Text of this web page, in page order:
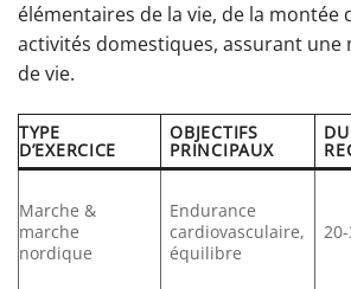
élémentaires de la vie, de la montée
activités domestiques, assurant une
de vie.
TYPE
D’EXERCICE
OBJECTIFS
PRINCIPAUX
Marche &
marche
nordique
Endurance
cardiovasculaire,
équilibre